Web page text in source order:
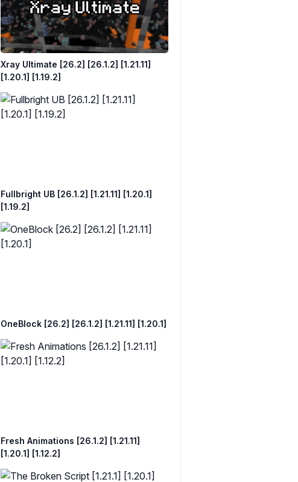
Xray Ultimate [26.2] [26.1.2] [1.21.11]
[1.20.1] [1.19.2]
Fullbright UB [26.1.2] [1.21.11] [1.20.1]
[1.19.2]
OneBlock [26.2] [26.1.2] [1.21.11] [1.20.1]
Fresh Animations [26.1.2] [1.21.11]
[1.20.1] [1.12.2]